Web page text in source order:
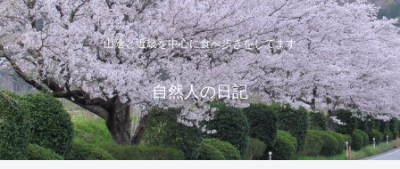
山陰と近畿を中心に食べ歩きをしてます
自然人の日記